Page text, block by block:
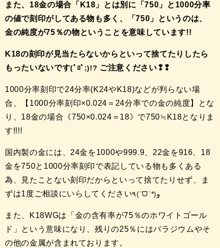
また、18金の場合「K18」とは別に「750」と1000分率
の値で刻印がしてある物も多く、「750」というのは、
金の純度が75％の物ということを意味しています!!
K18の刻印が見当たらないからといって捨てたりしたら
もったいないです(ﾟﾛﾟ;)!? ご注意ください❢❢
1000分率刻印で24分率(K24やK18)などが判らない場
合、【1000分率刻印×0.024＝24分率での金の純度】とな
り、18金の場合《750×0.024＝18》で750≒K18となりま
す!!!!
国内製の金には、24金を1000や999.9、22金を916、18
金を750と1000分率刻印で表記している物も多くある
為、見たことない刻印だからといって捨てたりせず、ま
ずは1度ご相談にいらしてください
٩(ˊᗜˋ*)و
また、K18WGは「金の含有率が75％のホワイトゴール
ド」という意味になり、残りの25％にはパラジウムやそ
の他の金属が含まれております。